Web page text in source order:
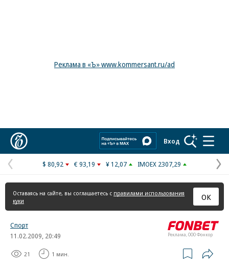
Реклама в «Ъ» www.kommersant.ru/ad
Вход
Предыдущая
страница
$ 80,92 € 93,19 ¥ 12,07 IMOEX 2307,29
Оставаясь на сайте, вы соглашаетесь с правилами использования
куки
ОК
Реклама, ООО Фонкор
Спорт
11.02.2009, 20:49
21 1 мин.